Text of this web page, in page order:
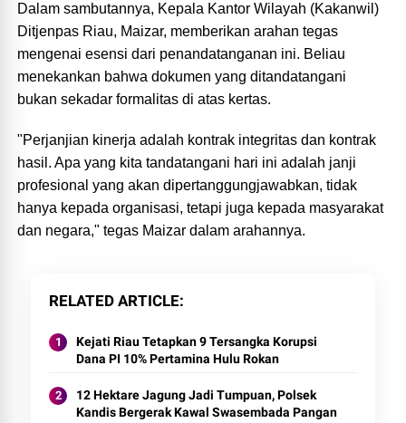
Dalam sambutannya, Kepala Kantor Wilayah (Kakanwil)
Ditjenpas Riau, Maizar, memberikan arahan tegas
mengenai esensi dari penandatanganan ini. Beliau
menekankan bahwa dokumen yang ditandatangani
bukan sekadar formalitas di atas kertas.
"Perjanjian kinerja adalah kontrak integritas dan kontrak
hasil. Apa yang kita tandatangani hari ini adalah janji
profesional yang akan dipertanggungjawabkan, tidak
hanya kepada organisasi, tetapi juga kepada masyarakat
dan negara," tegas Maizar dalam arahannya.
RELATED ARTICLE
Kejati Riau Tetapkan 9 Tersangka Korupsi
Dana PI 10% Pertamina Hulu Rokan
12 Hektare Jagung Jadi Tumpuan, Polsek
Kandis Bergerak Kawal Swasembada Pangan